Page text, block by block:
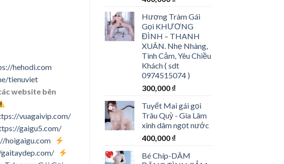
Hương Tràm Gái
Gọi KHƯƠNG
ĐÌNH – THANH
XUÂN. Nhẹ Nhàng,
Tình Cảm, Yêu Chiều
Khách ( sdt
0974515074 )
300,000 ₫
Tuyết Mai gái gọi
Trâu Quỳ - Gia Lâm
xinh dâm ngọt nước
400,000 ₫
Bé Chíp-DÂM
hehodi.com
tienuviet
website bên
vuagaivip.com/
gaigu5.com/
hoigaigu.com